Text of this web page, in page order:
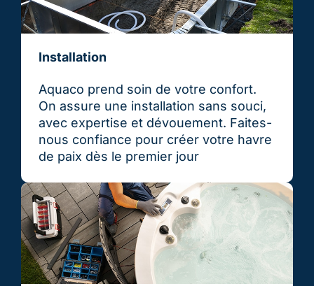
Installation
Aquaco prend soin de votre confort.
On assure une installation sans souci,
avec expertise et dévouement. Faites-
nous confiance pour créer votre havre
de paix dès le premier jour